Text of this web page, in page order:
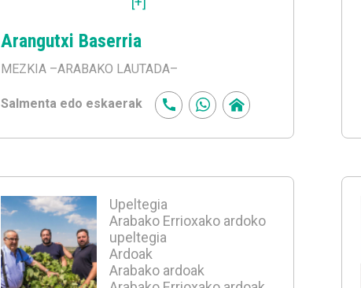
Arangutxi Baserria
MEZKIA –ARABAKO LAUTADA–
Salmenta edo eskaerak
Upeltegia
Arabako Errioxako ardoko
upeltegia
Ardoak
Arabako ardoak